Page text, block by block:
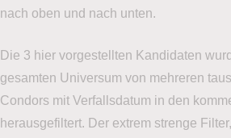
Demokontofür den
Eröffnen Sie jetztunverbindlich Ihr
Traden von Optionen ohne Risiko –
nach oben und nach unten.
Die 3 hier vorgestellten Kandidaten
gesamten Universum von mehreren
Condors mit Verfallsdatum in den
herausgefiltert. Der extrem strenge